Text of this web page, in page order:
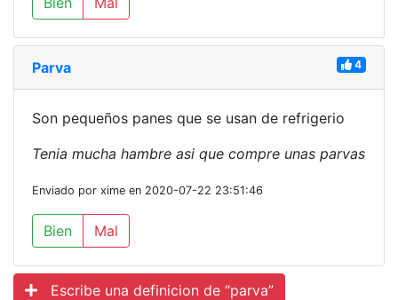
Parva 4
Son pequeños panes que se usan de refrigerio
Tenia mucha hambre asi que compre unas parvas
Enviado por xime en 2020-07-22 23:51:46
Bien Mal
Escribe una definicion de “parva”